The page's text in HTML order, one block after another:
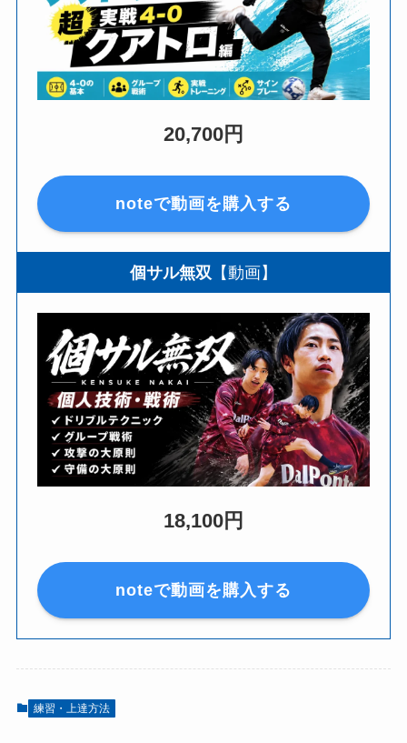
20,700円
noteで動画を購入する
個サル無双 【動画】
18,100円
noteで動画を購入する
練習・上達方法